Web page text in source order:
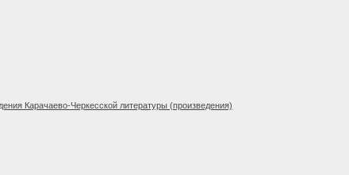
Карачаево-Черкесской литературы (произведения)